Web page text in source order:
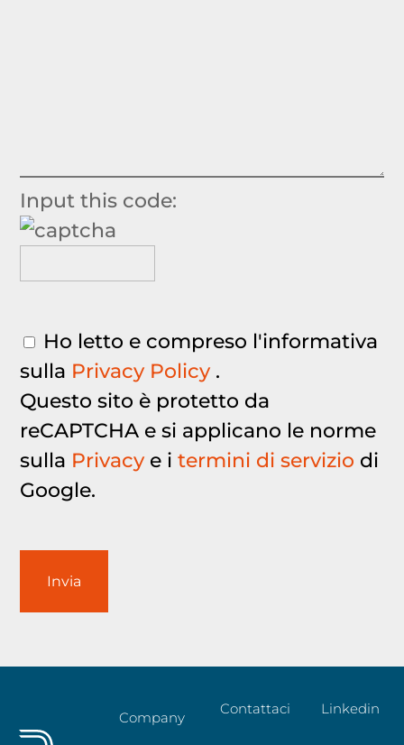
Input this code:
Ho letto e compreso l'informativa
sulla Privacy Policy .
Questo sito è protetto da
reCAPTCHA e si applicano le norme
sulla Privacy e itermini di servizio di
Google.
Company
Contattaci Linkedin